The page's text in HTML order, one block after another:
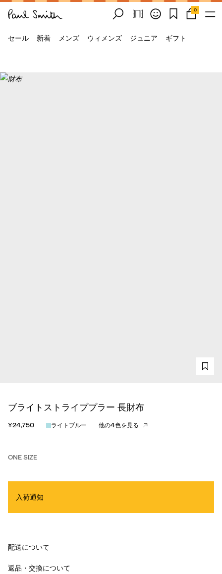
0
セール 新着 メンズ ウィメンズ ジュニア ギフト
ブライトストライププラー 長財布
¥24,750 ライトブルー 他の4色を見る
ONE SIZE
入荷通知
配送について
返品・交換について